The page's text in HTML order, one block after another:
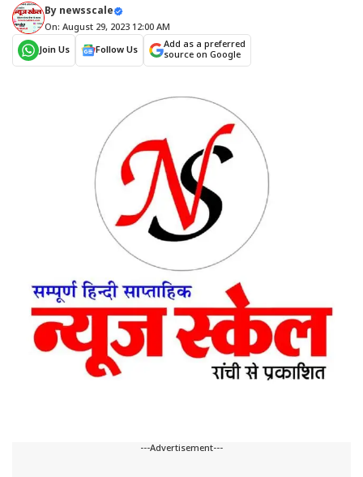
By newsscale
On: August 29, 2023 12:00 AM
Join Us
Follow Us
Add as a preferred
source on Google
---Advertisement---